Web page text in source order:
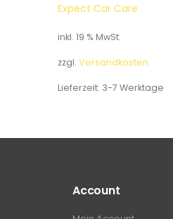
Expect Car Care
inkl. 19 % MwSt.
zzgl. Versandkosten
Lieferzeit: 3-7 Werktage
Account